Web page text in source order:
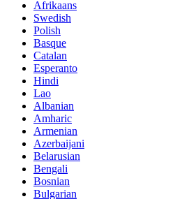
Afrikaans
Swedish
Polish
Basque
Catalan
Esperanto
Hindi
Lao
Albanian
Amharic
Armenian
Azerbaijani
Belarusian
Bengali
Bosnian
Bulgarian